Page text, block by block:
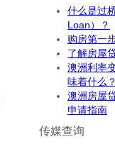
什么是过
Loan）？
购房第一
了解房屋
澳洲利率
味着什么？
澳洲房屋
申请指南
传媒查询